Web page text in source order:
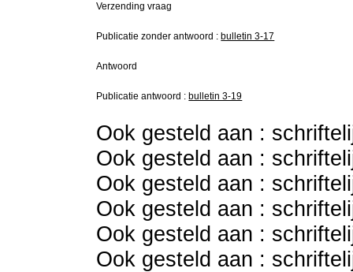
Verzending vraag
Publicatie zonder antwoord : bulletin 3-17
Antwoord
Publicatie antwoord : bulletin 3-19
Ook gesteld aan :
Ook gesteld aan :
Ook gesteld aan :
Ook gesteld aan :
Ook gesteld aan :
Ook gesteld aan :